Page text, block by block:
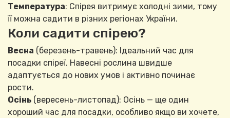
Температура: Спірея витримує холодні зими, тому
її можна садити в різних регіонах України.
Коли садити спірею?
Весна (березень-травень): Ідеальний час для
посадки спіреї. Навесні рослина швидше
адаптується до нових умов і активно починає
рости.
Осінь (вересень-листопад): Осінь — ще один
хороший час для посадки, особливо якщо ви хочете,